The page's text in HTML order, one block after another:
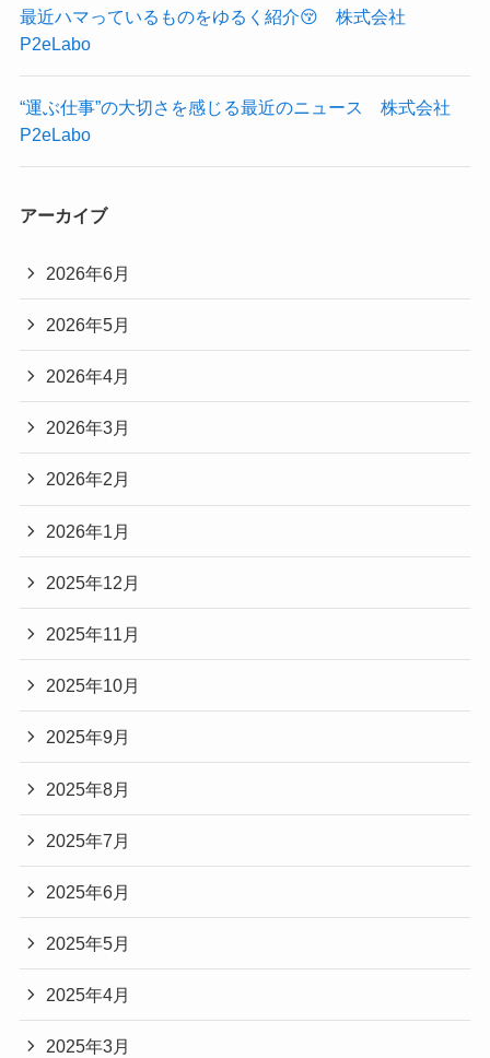
最近ハマっているものをゆるく紹介😚 株式会社
P2eLabo
“運ぶ仕事”の大切さを感じる最近のニュース 株式会社
P2eLabo
アーカイブ
2026年6月
2026年5月
2026年4月
2026年3月
2026年2月
2026年1月
2025年12月
2025年11月
2025年10月
2025年9月
2025年8月
2025年7月
2025年6月
2025年5月
2025年4月
2025年3月